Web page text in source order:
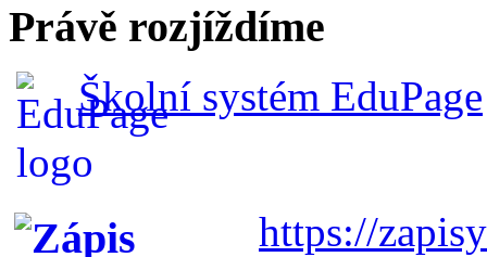
Právě rozjíždíme
Školní systém EduPage
https://